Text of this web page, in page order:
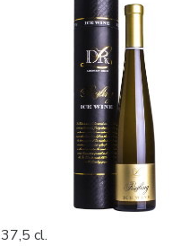
37,5 cl.